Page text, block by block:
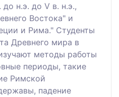
н.э. до V в. н.э.,
Востока" и
и Рима." Студенты
Древнего мира в
методы работы
периоды, такие
Римской
падение